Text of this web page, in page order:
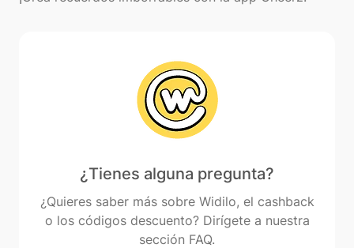
¿Tienes alguna pregunta?
¿Quieres saber más sobre Widilo, el cashback
o los códigos descuento? Dirígete a nuestra
sección FAQ.